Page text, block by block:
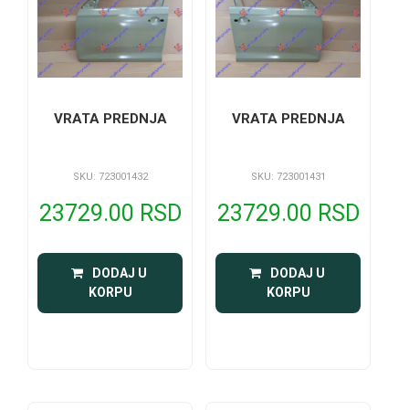
VRATA PREDNJA
SKU: 723001432
23729.00 RSD
DODAJ U
KORPU
VRATA PREDNJA
SKU: 723001431
23729.00 RSD
DODAJ U
KORPU